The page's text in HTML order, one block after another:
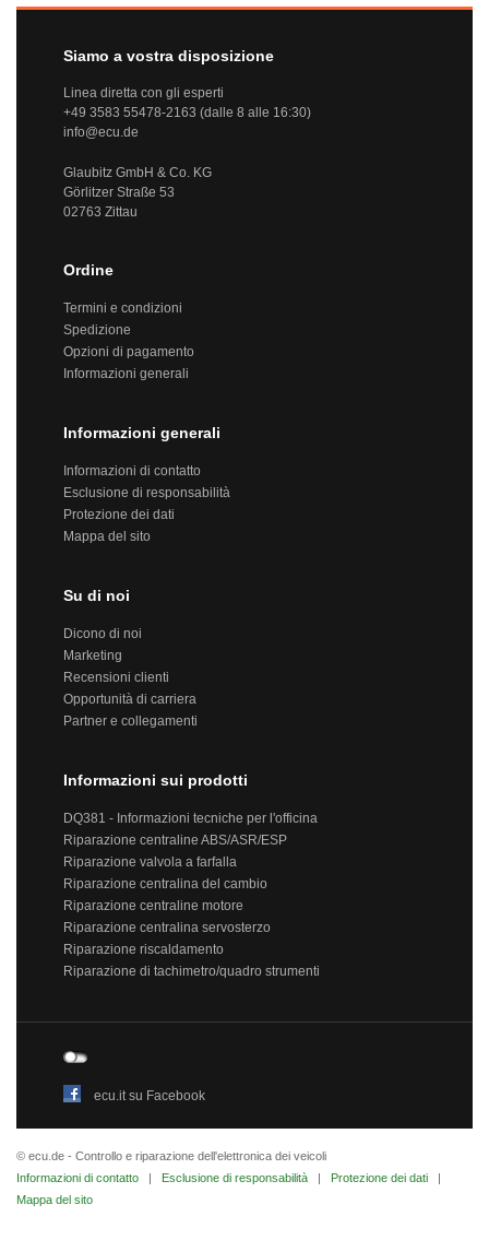
Siamo a vostra disposizione
Linea diretta con gli esperti
+49 3583 55478-2163 (dalle 8 alle 16:30)
info@ecu.de
Glaubitz GmbH & Co. KG
Görlitzer Straße 53
02763 Zittau
Ordine
Termini e condizioni
Spedizione
Opzioni di pagamento
Informazioni generali
Informazioni generali
Informazioni di contatto
Esclusione di responsabilità
Protezione dei dati
Mappa del sito
Su di noi
Dicono di noi
Marketing
Recensioni clienti
Opportunità di carriera
Partner e collegamenti
Informazioni sui prodotti
DQ381 - Informazioni tecniche per l'officina
Riparazione centraline ABS/ASR/ESP
Riparazione valvola a farfalla
Riparazione centralina del cambio
Riparazione centraline motore
Riparazione centralina servosterzo
Riparazione riscaldamento
Riparazione di tachimetro/quadro strumenti
ecu.it su Facebook
© ecu.de - Controllo e riparazione dell'elettronica dei veicoli
Informazioni di contatto
| Esclusione di responsabilità | Protezione dei dati
|
Mappa del sito